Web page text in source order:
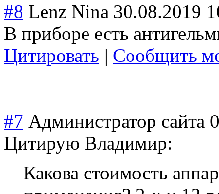
#8 Lenz Nina 30.08.2019
В приборе есть
Цитировать | Сообщить
#7 Администратор сайта
Цитирую Владимир:
Какова стоимость